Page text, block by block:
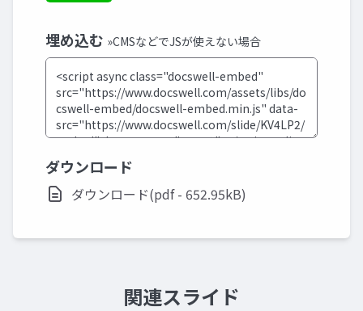
埋め込む »CMSなどでJSが使えない場合
ダウンロード
ダウンロード(pdf - 652.95kB)
関連スライド